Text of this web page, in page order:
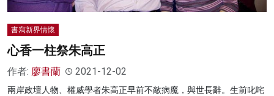
書寫新界情懷
心香一柱祭朱高正
作者: 廖書蘭 2021-12-02
兩岸政壇人物、權威學者朱高正早前不敵病魔，與世長辭。生前叱咤